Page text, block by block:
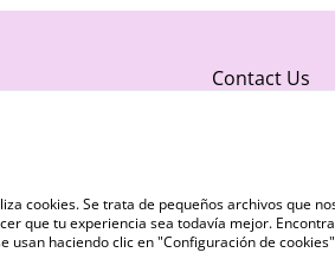
Contact Us
Twerk
cookies. Se trata de pequeños archivos que
que tu experiencia sea todavía mejor.
usan haciendo clic en "Configuración de